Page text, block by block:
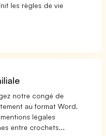
les règles de vie
notre congé de
au format Word.
légales
entre crochets...